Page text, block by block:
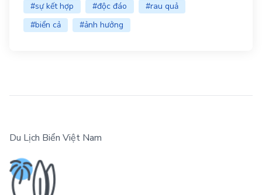
#sự kết hợp
#độc đáo
#rau quả
#biển cả
#ảnh hưởng
Du Lịch Biển Việt Nam